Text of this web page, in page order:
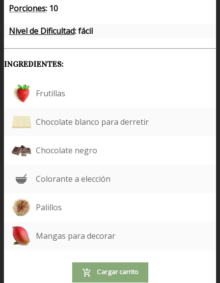
Porciones: 10
Nivel de Dificultad: fácil
INGREDIENTES:
Frutillas
Chocolate blanco para derretir
Chocolate negro
Colorante a elección
Palillos
Mangas para decorar
Cargar carrito